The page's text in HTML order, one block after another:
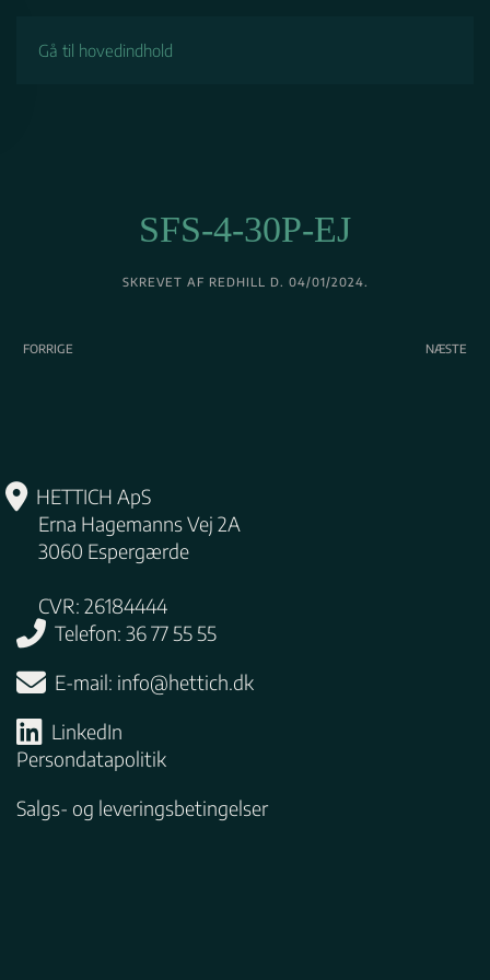
Gå til hovedindhold
SFS-4-30P-EJ
SKREVET AF REDHILL D. 04/01/2024.
FORRIGE NÆSTE
HETTICH ApS
Erna Hagemanns Vej 2A
3060 Espergærde
CVR: 26184444
Telefon: 36 77 55 55
E-mail: info@hettich.dk
LinkedIn
Persondatapolitik
Salgs- og leveringsbetingelser